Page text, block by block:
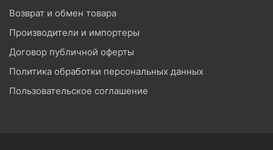
Возврат и обмен товара
Производители и импортеры
Договор публичной оферты
Политика обработки персональных данных
Пользовательское соглашение